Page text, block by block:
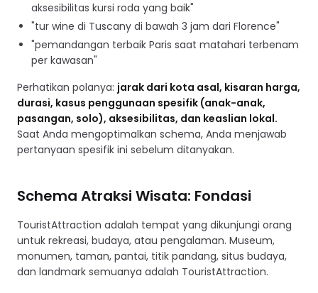
aksesibilitas kursi roda yang baik"
"tur wine di Tuscany di bawah 3 jam dari Florence"
"pemandangan terbaik Paris saat matahari terbenam
per kawasan"
Perhatikan polanya: jarak dari kota asal, kisaran harga,
durasi, kasus penggunaan spesifik (anak-anak,
pasangan, solo), aksesibilitas, dan keaslian lokal.
Saat Anda mengoptimalkan schema, Anda menjawab
pertanyaan spesifik ini sebelum ditanyakan.
Schema Atraksi Wisata: Fondasi
TouristAttraction adalah tempat yang dikunjungi orang
untuk rekreasi, budaya, atau pengalaman. Museum,
monumen, taman, pantai, titik pandang, situs budaya,
dan landmark semuanya adalah TouristAttraction.